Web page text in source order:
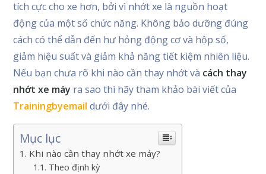
tích cực cho xe hơn, bởi vì nhớt xe là nguồn hoạt
động của một số chức năng. Không bảo dưỡng đúng
cách có thể dẫn đến hư hỏng động cơ và hộp số,
giảm hiệu suất và giảm khả năng tiết kiệm nhiên liệu.
Nếu bạn chưa rõ khi nào cần thay nhớt và cách thay
nhớt xe máy ra sao thì hãy tham khảo bài viết của
Trainingbyemail dưới đây nhé.
Mục lục
Khi nào cần thay nhớt xe máy?
Theo định kỳ